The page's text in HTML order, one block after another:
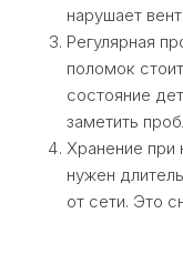
нарушает
Регулярная
поломок
состояние
заметить
Хранение при
нужен
от сети. Это